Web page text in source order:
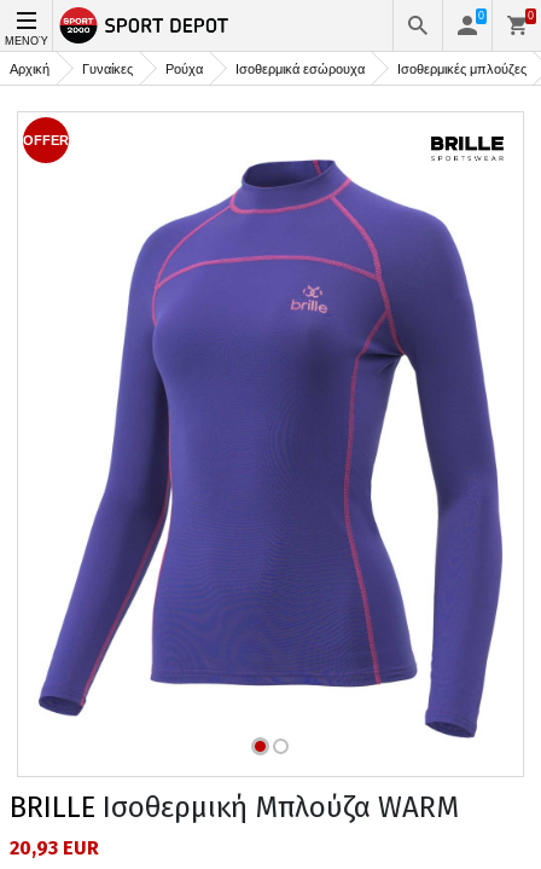
ΜΕΝΟΎ
0 0
Αρχική Γυναίκες Ρούχα Ισοθερμικά εσώρουχα Ισοθερμικές μπλούζες
OFFER
BRILLE Ισοθερμική Μπλούζα WARM
20,93 EUR